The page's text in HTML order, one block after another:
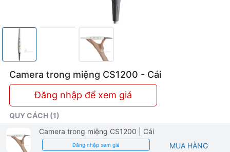
Camera trong miệng CS1200 - Cái
Đăng nhập để xem giá
QUY CÁCH (1)
Camera trong miệng CS1200
| Cái
Đăng nhập xem giá MUA HÀNG